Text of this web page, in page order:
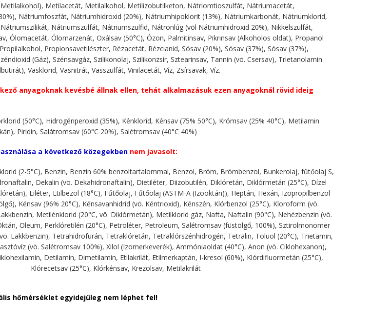
Metilacetát, Metilalkohol, Metilizobutilketon, Nátriomtioszulfát, Nátriumacetát,
Nátriumfoszfát, Nátriumhidroxid (20%), Nátriumhipoklorit (13%), Nátriumkarbonát, Nátriumklorid,
Nátriumszulfát, Nátriumszulfid, Nátronlúg (völ Nátriumhidroxid 20%), Nikkelszulfát,
Ólomacetát, Ólomarzenát, Oxálsav (50°C), Ózon, Palmitinsav, Pikrinsav (Alkoholos oldat), Propanol
Propionsavetilészter, Rézacetát, Rézcianid, Sósav (20%), Sósav (37%), Sósav (37%),
(Gáz), Szénsavgáz, Szilikonolaj, Szilikonzsír, Sztearinsav, Tannin (vö. Csersav), Trietanolamin
Vasklorid, Vasnitrát, Vasszulfát, Vinilacetát, Víz, Zsírsavak, Víz.
anyagoknak kevésbé állnak ellen, tehát alkalmazásuk ezen anyagoknál rövid ideig
(50°C), Hidrogénperoxid (35%), Kénklorid, Kénsav (75% 50°C), Krómsav (25% 40°C), Metilamin
Piridin, Salátromsav (60°C 20%), Salétromsav (40°C 40%)
a következő közegekben nem javasolt:
(2-5°C), Benzin, Benzin 60% benzoltartalommal, Benzol, Bróm, Brómbenzol, Bunkerolaj, fűtőolaj S,
Dekalin (vö. Dekahidronaftalin), Dietiléter, Diizobutilén, Diklóretán, Diklórmetán (25°C), Dízel
Eiléter, Etilbezol (18°C), Fűtőolaj, Fűtőolaj (ASTM-A (Izooktán)), Heptán, Hexán, Izopropilbenzol
Kénsav (96% 20°C), Kénsavanhidrid (vö. Kéntrioxid), Kénszén, Klórbenzol (25°C), Kloroform (vö.
Metilénklorid (20°C, vö. Diklórmetán), Metilklorid gáz, Nafta, Naftalin (90°C), Nehézbenzin (vö.
Oleum, Perklóretilén (20°C), Petroléter, Petroleum, Salétromsav (füstölgő, 100%), Sztirolmonomer
Lakkbenzin), Tetrahidrofurán, Tetraklóretán, Tetraklórszénhidrogén, Tetralin, Toluol (20°C), Trietamin,
(vö. Salétromsav 100%), Xilol (Izomerkeverék), Ammóniaoldat (40°C), Anon (vö. Ciklohexanon),
Detilamin, Dimetilamin, Etilakrilát, Etilmerkaptán, I-kresol (60%), Klórdifluormetán (25°C),
Klórecetsav (25°C), Klórkénsav, Krezolsav, Metilakrilát
hőmérséklet egyidejűleg nem léphet fel!